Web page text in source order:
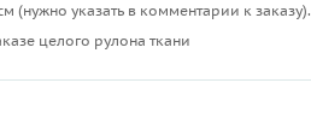
(нужно указать в комментарии к заказу).
целого рулона ткани